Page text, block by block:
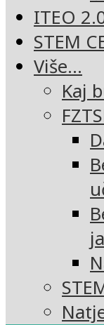
ITEO
STEM
Više…
Kaj